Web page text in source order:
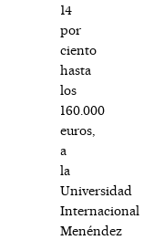
14
por
ciento
hasta
los
160.000
euros,
a
la
Universidad
Internacional
Menéndez